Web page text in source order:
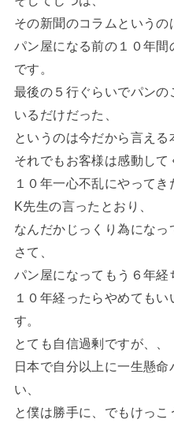
その新聞のコラムというの
パン屋になる前の１０年
です。
最後の５行ぐらいでパン
いるだけだった、
というのは今だから言える
それでもお客様は感動して
１０年一心不乱にやってき
K先生の言ったとおり、
なんだかじっくり為になっ
さて、
パン屋になってもう６年経
１０年経ったらやめても
す。
とても自信過剰ですが、、
日本で自分以上に一生懸
い、
と僕は勝手に、でもけっこ